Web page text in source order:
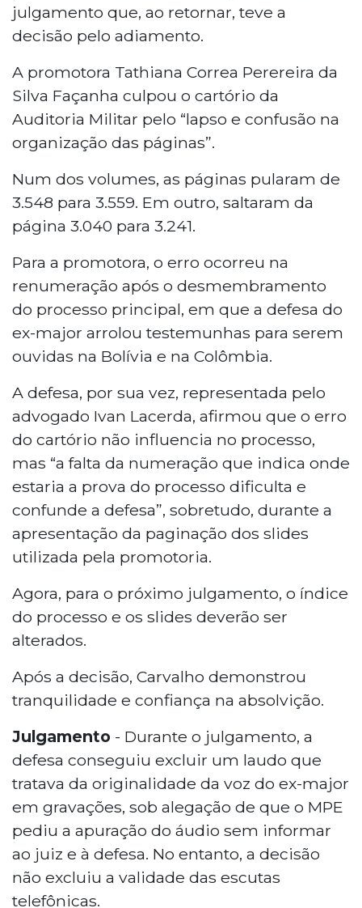
julgamento que, ao retornar, teve a
decisão pelo adiamento.
A promotora Tathiana Correa Perereira da
Silva Façanha culpou o cartório da
Auditoria Militar pelo “lapso e confusão na
organização das páginas”.
Num dos volumes, as páginas pularam de
3.548 para 3.559. Em outro, saltaram da
página 3.040 para 3.241.
Para a promotora, o erro ocorreu na
renumeração após o desmembramento
do processo principal, em que a defesa do
ex-major arrolou testemunhas para serem
ouvidas na Bolívia e na Colômbia.
A defesa, por sua vez, representada pelo
advogado Ivan Lacerda, afirmou que o erro
do cartório não influencia no processo,
mas “a falta da numeração que indica onde
estaria a prova do processo dificulta e
confunde a defesa”, sobretudo, durante a
apresentação da paginação dos slides
utilizada pela promotoria.
Agora, para o próximo julgamento, o índice
do processo e os slides deverão ser
alterados.
Após a decisão, Carvalho demonstrou
tranquilidade e confiança na absolvição.
Julgamento - Durante o julgamento, a
defesa conseguiu excluir um laudo que
tratava da originalidade da voz do ex-major
em gravações, sob alegação de que o MPE
pediu a apuração do áudio sem informar
ao juiz e à defesa. No entanto, a decisão
não excluiu a validade das escutas
telefônicas.